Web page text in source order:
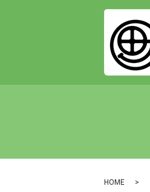
HOME